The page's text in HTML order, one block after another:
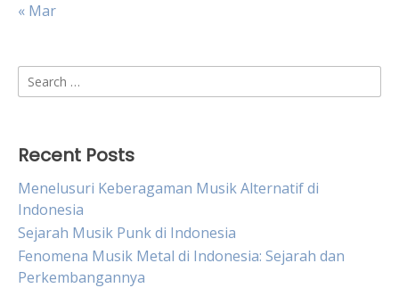
« Mar
Search
for:
Recent Posts
Menelusuri Keberagaman Musik Alternatif di
Indonesia
Sejarah Musik Punk di Indonesia
Fenomena Musik Metal di Indonesia: Sejarah dan
Perkembangannya